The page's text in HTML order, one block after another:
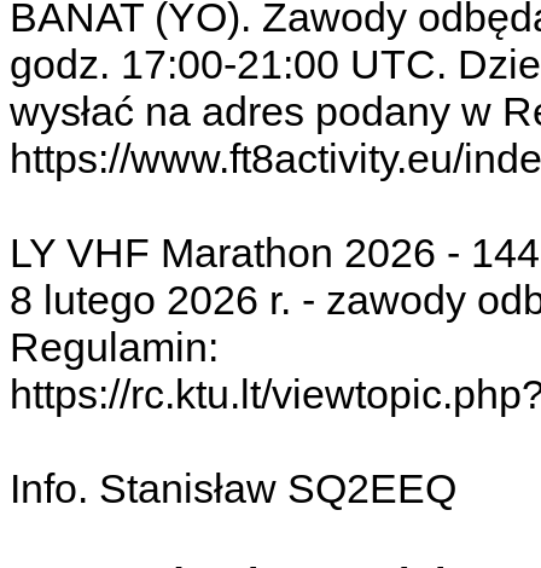
BANAT (YO). Zawody
godz. 17:00-21:00 UTC.
wysłać na adres podany w
https://www.ft8activity.eu/
LY VHF Marathon 2026 -
8 lutego 2026 r. - zawody
Regulamin:
https://rc.ktu.lt/
Info. Stanisław SQ2EEQ